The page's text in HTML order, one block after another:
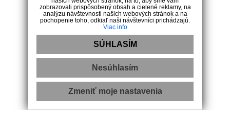
portfóliom služieb, aby sme Vám uľahčili Vaše rozhodovanie.
Ochrana osobných údajov|Pravidlá cookies|
Reklamačný poriadok
zobrazovali prispôsobený obsah a cielené reklamy, na
analýzu návštevnosti našich webových stránok a na
pochopenie toho, odkiaľ naši návštevníci prichádzajú.
Viac info
SÚHLASÍM
Nesúhlasím
Zmeniť moje nastavenia